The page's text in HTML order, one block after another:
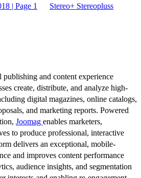
| Page 1 Stereo+ Stereopluss
publishing and content experience
create, distribute, and analyze high-
digital magazines, online catalogs,
and marketing reports. Powered
Joomag enables marketers,
to produce professional, interactive
delivers an exceptional, mobile-
and improves content performance
audience insights, and segmentation